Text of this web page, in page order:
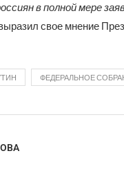
в полной мере
свое мнение
ФЕДЕРАЛЬНОЕ